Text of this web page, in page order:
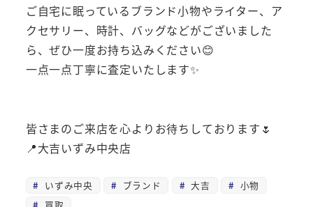
ご自宅に眠っているブランド小物やライター、ア
クセサリー、時計、バッグなどがございました
ら、ぜひ一度お持ち込みください😊
一点一点丁寧に査定いたします✨
皆さまのご来店を心よりお待ちしております🌷
📍大吉いずみ中央店
いずみ中央 ブランド 大吉
小物